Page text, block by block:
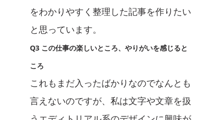
をわかりやすく整理した記事を作りたい
と思っています。
Q3 この仕事の楽しいところ、やりがいを感じると
ころ
これもまだ入ったばかりなのでなんとも
言えないのですが、私は文字や文章を扱